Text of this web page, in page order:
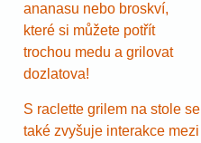
ananasu nebo broskví,
které si můžete potřít
trochou medu a grilovat
dozlatova!
S raclette grilem na stole se
také zvyšuje interakce mezi